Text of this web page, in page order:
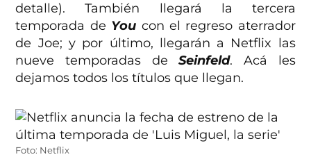
detalle). También llegará la tercera
temporada de You con el regreso aterrador
de Joe; y por último, llegarán a Netflix las
nueve temporadas deSeinfeld. Acá les
dejamos todos los títulos que llegan.
Foto: Netflix